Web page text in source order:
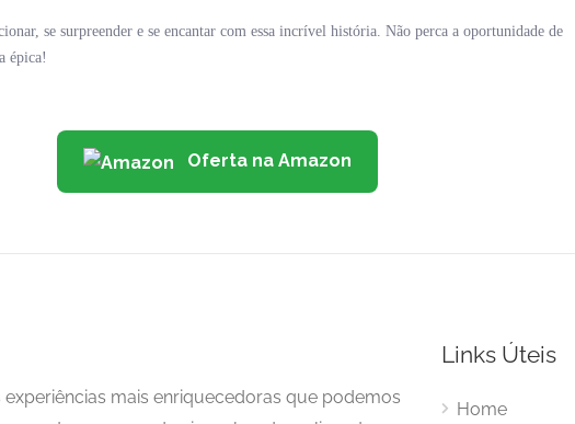
se surpreender e se encantar com essa incrível história. Não perca a oportunidade de
épica!
Oferta na Amazon
mais enriquecedoras que podemos
Links Úteis
Home